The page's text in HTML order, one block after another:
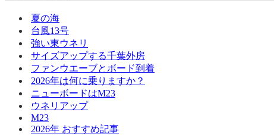
夏の海
台風13号
強い東ウネリ
サイズアップする千葉外房
ファンウエーブとボード到着
2026年は何に乗りますか？
ニューボードはM23
ウネリアップ
M23
2026年 おすすめ記事